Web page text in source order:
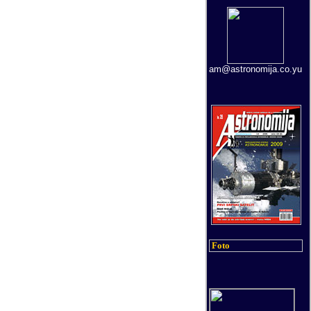
am@astronomija.co.yu
Foto